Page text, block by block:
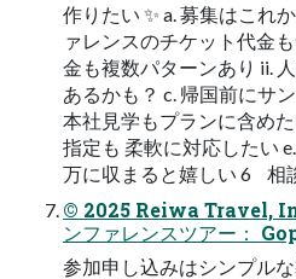
作りたい ✨ a. 募集はこれ
ァレンスのチケット代金
金も複数パターンあり ii.
あるかも？ c. 帰国前にサ
本社見学もプランに含め
指定も 柔軟に対応したい
万に収まると嬉しい 6 相
© 2025 Reiwa Travel,
ンファレンスツアー：
参加申し込みはシンプル